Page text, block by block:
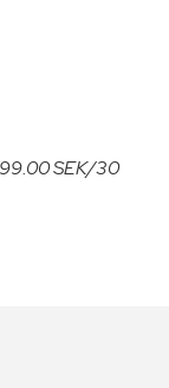
99.00 SEK/30